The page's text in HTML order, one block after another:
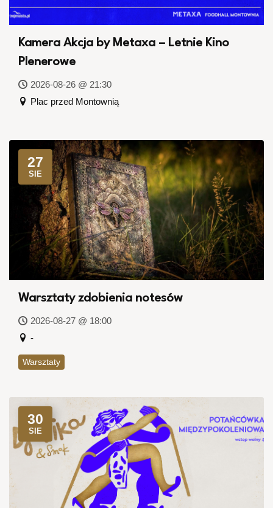
Kamera Akcja by Metaxa – Letnie Kino
Plenerowe
2026-08-26 @ 21:30
Plac przed Montownią
27
SIE
Warsztaty zdobienia notesów
2026-08-27 @ 18:00
-
Warsztaty
30
SIE